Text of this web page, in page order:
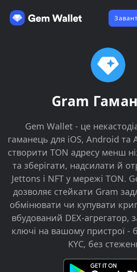
Gram
Gem Wallet - це
гаманець для iOS, Android та
створити TON адресу менш
та зберігати, надсилати й
Jettons і NFT у мережі TON.
дозволяє стейкати Gram
обмінювати чи купувати
вбудований DEX-
ключі на вашому пристрої -
KYC, без